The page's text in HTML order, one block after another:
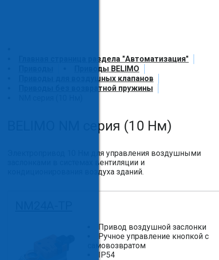
Главная страница раздела "Автоматизация"
Приводы BELIMO
Приводы для воздушных клапанов
Приводы без возвратной пружины
BELIMO NM серия (10 Нм)
Электропривод 10 Нм для управления воздушными
заслонками в системах вентиляции и
кондиционирования воздуха зданий.
Привод воздушной заслонки
Ручное управление кнопкой с
самовозвратом
IP54